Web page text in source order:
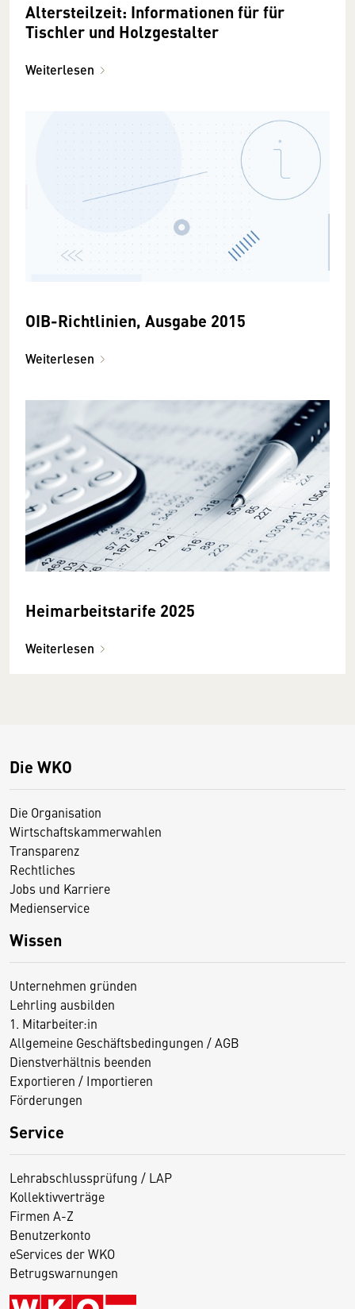
Altersteilzeit: Informationen für für
Tischler und Holzgestalter
Weiterlesen
OIB-Richtlinien, Ausgabe 2015
Weiterlesen
Heimarbeitstarife 2025
Weiterlesen
Die WKO
Die Organisation
Wirtschaftskammerwahlen
Transparenz
Rechtliches
Jobs und Karriere
Medienservice
Wissen
Unternehmen gründen
Lehrling ausbilden
1. Mitarbeiter:in
Allgemeine Geschäftsbedingungen / AGB
Dienstverhältnis beenden
Exportieren / Importieren
Förderungen
Service
Lehrabschlussprüfung / LAP
Kollektivverträge
Firmen A-Z
Benutzerkonto
eServices der WKO
Betrugswarnungen